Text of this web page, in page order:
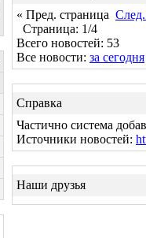
« Пред. страница
Страница: 1/4
Всего новостей: 53
Все новости: за сегодня
Справка
Частично система
Источники новостей:
Наши друзья